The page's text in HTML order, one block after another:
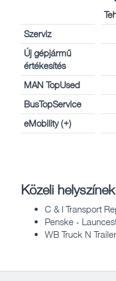
Szerviz
Új gépjármű
értékesítés
MAN TopUsed
BusTopService
eMobility (+)
Közeli helyszínek
C & I Transport
Penske -
WB Truck N